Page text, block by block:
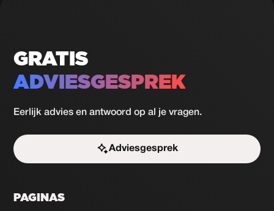
GRATIS
ADVIESGESPREK
Eerlijk advies en antwoord op al je vragen.
Adviesgesprek
Start de uitdaging
PAGINAS